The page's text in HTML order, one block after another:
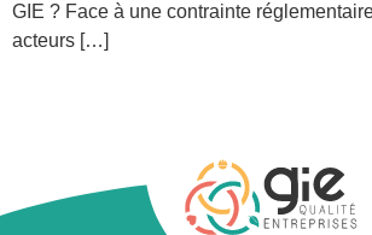
GIE ? Face à une contrainte
acteurs […]